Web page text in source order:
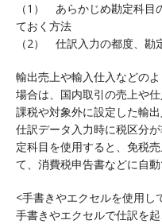
（1） あらかじめ勘定科目
ておく方法
（2） 仕訳入力の都度、勘
輸出売上や輸入仕入などの
場合は、国内取引の売上や
課税や対象外に設定した輸
仕訳データ入力時に税区分
定科目を使用すると、免税
て、消費税申告書などに自動
<手書きやエクセルを使用し
手書きやエクセルで仕訳を